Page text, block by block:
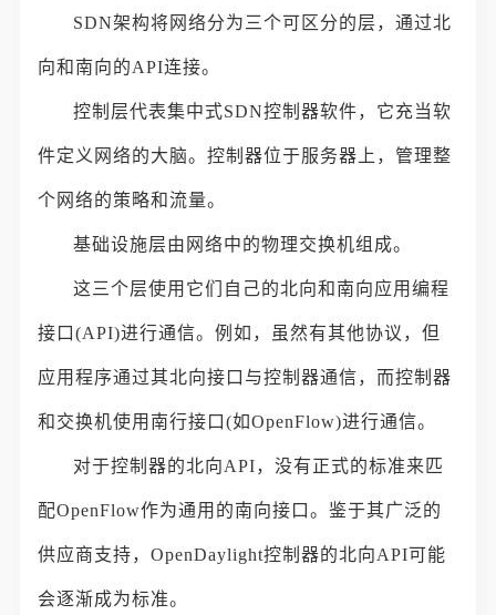
SDN架构将网络分为三个可区分的层，通过北
向和南向的API连接。
控制层代表集中式SDN控制器软件，它充当软
件定义网络的大脑。控制器位于服务器上，管理整
个网络的策略和流量。
基础设施层由网络中的物理交换机组成。
这三个层使用它们自己的北向和南向应用编程
接口(API)进行通信。例如，虽然有其他协议，但
应用程序通过其北向接口与控制器通信，而控制器
和交换机使用南行接口(如OpenFlow)进行通信。
对于控制器的北向API，没有正式的标准来匹
配OpenFlow作为通用的南向接口。鉴于其广泛的
供应商支持，OpenDaylight控制器的北向API可能
会逐渐成为标准。